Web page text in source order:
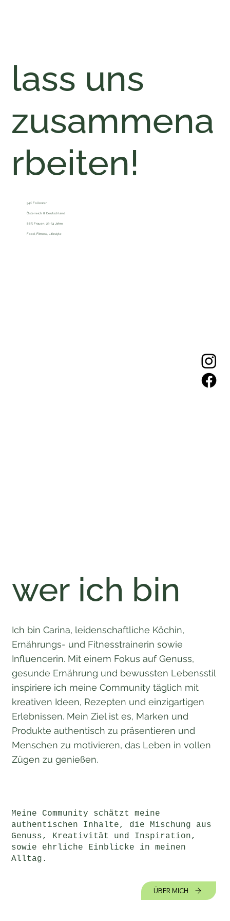
lass uns
zusammena
rbeiten!
54K Follower
Österreich & Deutschland
88% Frauen, 25-54 Jahre
Food, Fitness, Lifestyle
wer ich bin
Ich bin Carina, leidenschaftliche Köchin,
Ernährungs- und Fitnesstrainerin sowie
Influencerin. Mit einem Fokus auf Genuss,
gesunde Ernährung und bewussten Lebensstil
inspiriere ich meine Community täglich mit
kreativen Ideen, Rezepten und einzigartigen
Erlebnissen. Mein Ziel ist es, Marken und
Produkte authentisch zu präsentieren und
Menschen zu motivieren, das Leben in vollen
Zügen zu genießen.
Meine Community schätzt meine
authentischen Inhalte, die Mischung aus
Genuss, Kreativität und Inspiration,
sowie ehrliche Einblicke in meinen
Alltag.
ÜBER MICH